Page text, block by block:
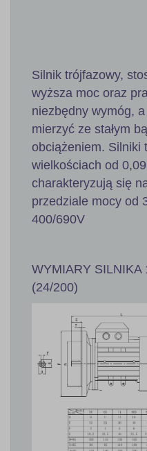
Silnik trójfazowy,
wyższa moc oraz
niezbędny wymóg,
mierzyć ze stałym
obciążeniem. Silniki
wielkościach od
charakteryzują się
przedziale mocy od
400/690V
WYMIARY SILNIKA
(24/200)